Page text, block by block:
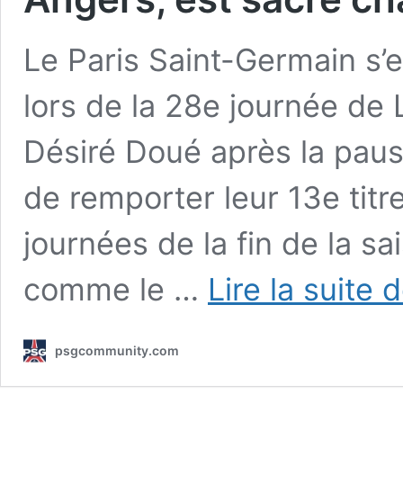
Le Paris Saint-Germain
lors de la 28e journée de
Désiré Doué après la
de remporter leur 13e
journées de la fin de la
comme le … Lire la suite
psgcommunity.com